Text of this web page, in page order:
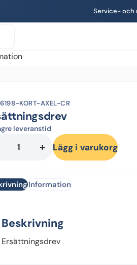
Service- och
KORT-AXEL-CR
leveranstid
Ersättningsdrev
+ Lägg i varukorg
Information
Beskrivning
Ersättningsdrev